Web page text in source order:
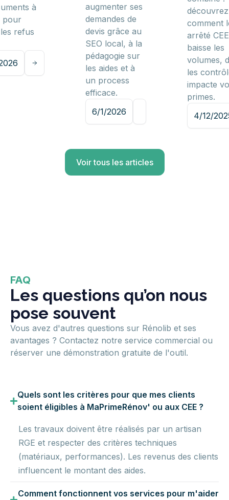
à
pour
refus
augmenter ses
demandes de
devis grâce au
SEO local, à la
pédagogie sur
les aides et à
un process
efficace.
6/1/2026
découvrez
comment
arrêté CEE
baisse les
volumes,
les
impacte
primes.
4/12/
Voir tous les articles
FAQ
Les questions qu’on nous
pose souvent
Vous avez d'autres questions sur Rénolib et ses
avantages ? Contactez notre service commercial ou
réserver une démonstration gratuite de l'outil.
Quels sont les critères pour que mes clients
soient éligibles à MaPrimeRénov' ou aux CEE ?
Les travaux doivent être réalisés par un artisan
RGE et respecter des critères techniques
(matériaux, performances). Les revenus des clients
influencent le montant des aides.
Comment fonctionnent vos services pour m'aider